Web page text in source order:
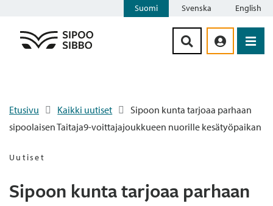
Suomi Svenska English
Etusivu Kaikki uutiset
Sipoon kunta tarjoaa parhaan
sipoolaisen Taitaja9-voittajajoukkueen nuorille kesätyöpaikan
Uutiset
Sipoon kunta tarjoaa parhaan